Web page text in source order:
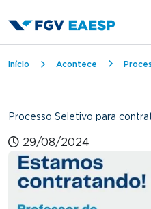
Trilha de
Início Acontece
Processo Seletivo para
29/08/2024